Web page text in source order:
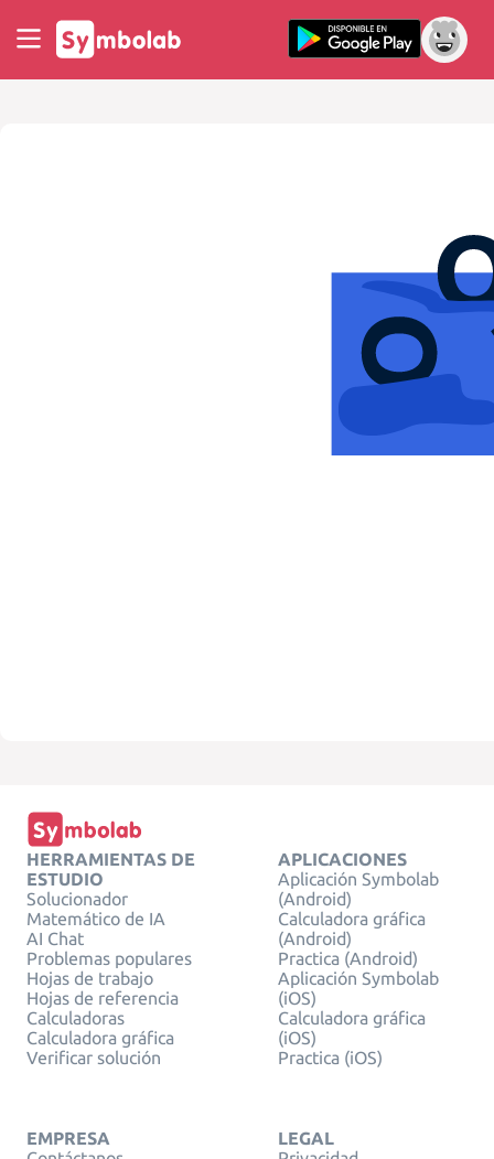
HERRAMIENTAS DE
ESTUDIO
Solucionador
Matemático de IA
AI Chat
Problemas populares
Hojas de trabajo
Hojas de referencia
Calculadoras
Calculadora gráfica
Verificar solución
APLICACIONES
Aplicación Symbolab
(Android)
Calculadora gráfica
(Android)
Practica (Android)
Aplicación Symbolab
(iOS)
Calculadora gráfica
(iOS)
Practica (iOS)
EMPRESA
LEGAL